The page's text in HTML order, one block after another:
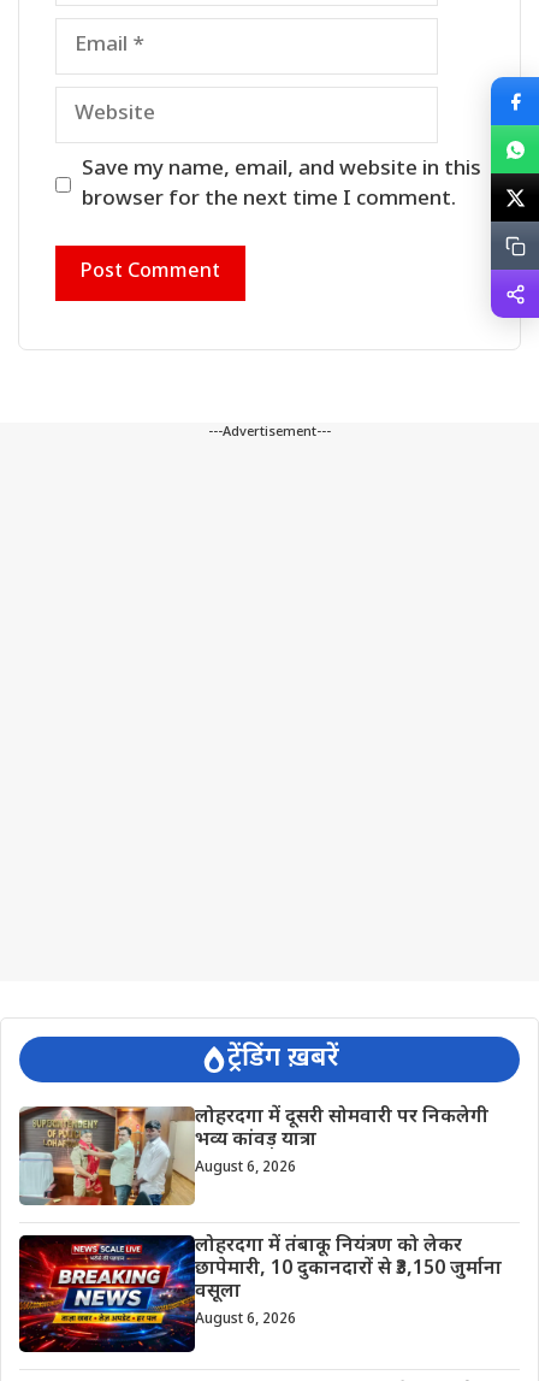
Email
Website
Save my name, email, and website in this
browser for the next time I comment.
---Advertisement---
ट्रेंडिंग ख़बरें
लोहरदगा में दूसरी सोमवारी पर निकलेगी
भव्य कांवड़ यात्रा
August 6, 2026
लोहरदगा में तंबाकू नियंत्रण को लेकर
छापेमारी, 10 दुकानदारों से ₹3,150 जुर्माना
वसूला
August 6, 2026